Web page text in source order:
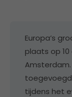
Europa’s
plaats op
tijdens het